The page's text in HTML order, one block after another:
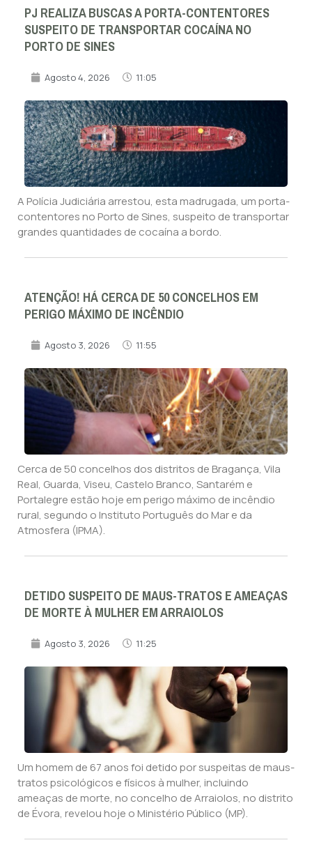
PJ REALIZA BUSCAS A PORTA-CONTENTORES
SUSPEITO DE TRANSPORTAR COCAÍNA NO
PORTO DE SINES
Agosto 4, 2026 11:05
A Polícia Judiciária arrestou, esta madrugada, um porta-
contentores no Porto de Sines, suspeito de transportar
grandes quantidades de cocaína a bordo.
ATENÇÃO! HÁ CERCA DE 50 CONCELHOS EM
PERIGO MÁXIMO DE INCÊNDIO
Agosto 3, 2026 11:55
Cerca de 50 concelhos dos distritos de Bragança, Vila
Real, Guarda, Viseu, Castelo Branco, Santarém e
Portalegre estão hoje em perigo máximo de incêndio
rural, segundo o Instituto Português do Mar e da
Atmosfera (IPMA).
DETIDO SUSPEITO DE MAUS-TRATOS E AMEAÇAS
DE MORTE À MULHER EM ARRAIOLOS
Agosto 3, 2026 11:25
Um homem de 67 anos foi detido por suspeitas de maus-
tratos psicológicos e físicos à mulher, incluindo
ameaças de morte, no concelho de Arraiolos, no distrito
de Évora, revelou hoje o Ministério Público (MP).